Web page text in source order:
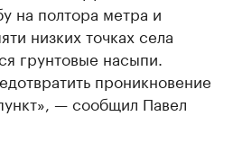
на полтора метра и
низких точках села
грунтовые насыпи.
проникновение
— сообщил Павел